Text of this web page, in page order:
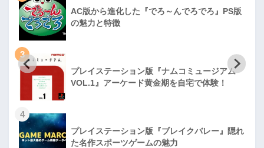
AC版から進化した『でろ～んでろでろ』PS版
の魅力と特徴
3
プレイステーション版『ナムコミュージアム
VOL.1』アーケード黄金期を自宅で体験！
4
プレイステーション版『ブレイクバレー』隠れ
た名作スポーツゲームの魅力